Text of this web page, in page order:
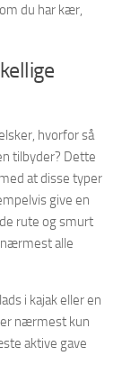
du har kær,
hvorfor så
tilbyder? Dette
at disse typer
give en
rute og smurt
alle
i kajak eller en
nærmest kun
aktive gave